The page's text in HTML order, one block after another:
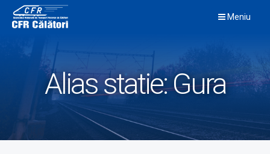
content
Meniu
Alias statie:Gura